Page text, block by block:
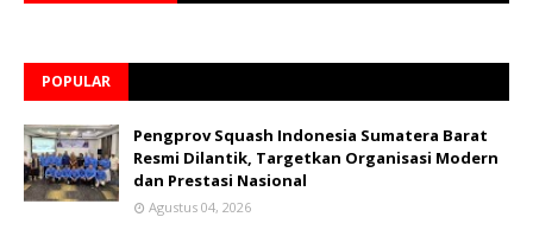
POPULAR
Pengprov Squash Indonesia Sumatera Barat
Resmi Dilantik, Targetkan Organisasi Modern
dan Prestasi Nasional
Agustus 04, 2026